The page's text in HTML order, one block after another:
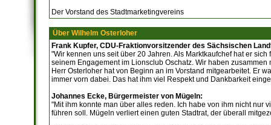
Der Vorstand des Stadtmarketingvereins
Über Wilhelm Osterloher
Frank Kupfer, CDU-Fraktionvorsitzender des Sächsischen
"Wir kennen uns seit über 20 Jahren. Als Marktkaufchef hat er
seinem Engagement im Lionsclub Oschatz. Wir haben
Herr Osterloher hat von Beginn an im Vorstand mitgearbeitet. Er
immer vorn dabei. Das hat ihm viel Respekt und Dankbarkeit
Johannes Ecke, Bürgermeister von Mügeln:
"Mit ihm konnte man über alles reden. Ich habe von ihm nicht nur
führen soll. Mügeln verliert einen guten Stadtrat, der überall